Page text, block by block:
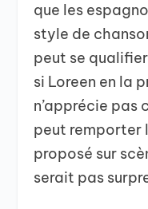
que les
style de
peut se
si Loreen en la
n’apprécie pas
peut remporter
proposé sur
serait pas